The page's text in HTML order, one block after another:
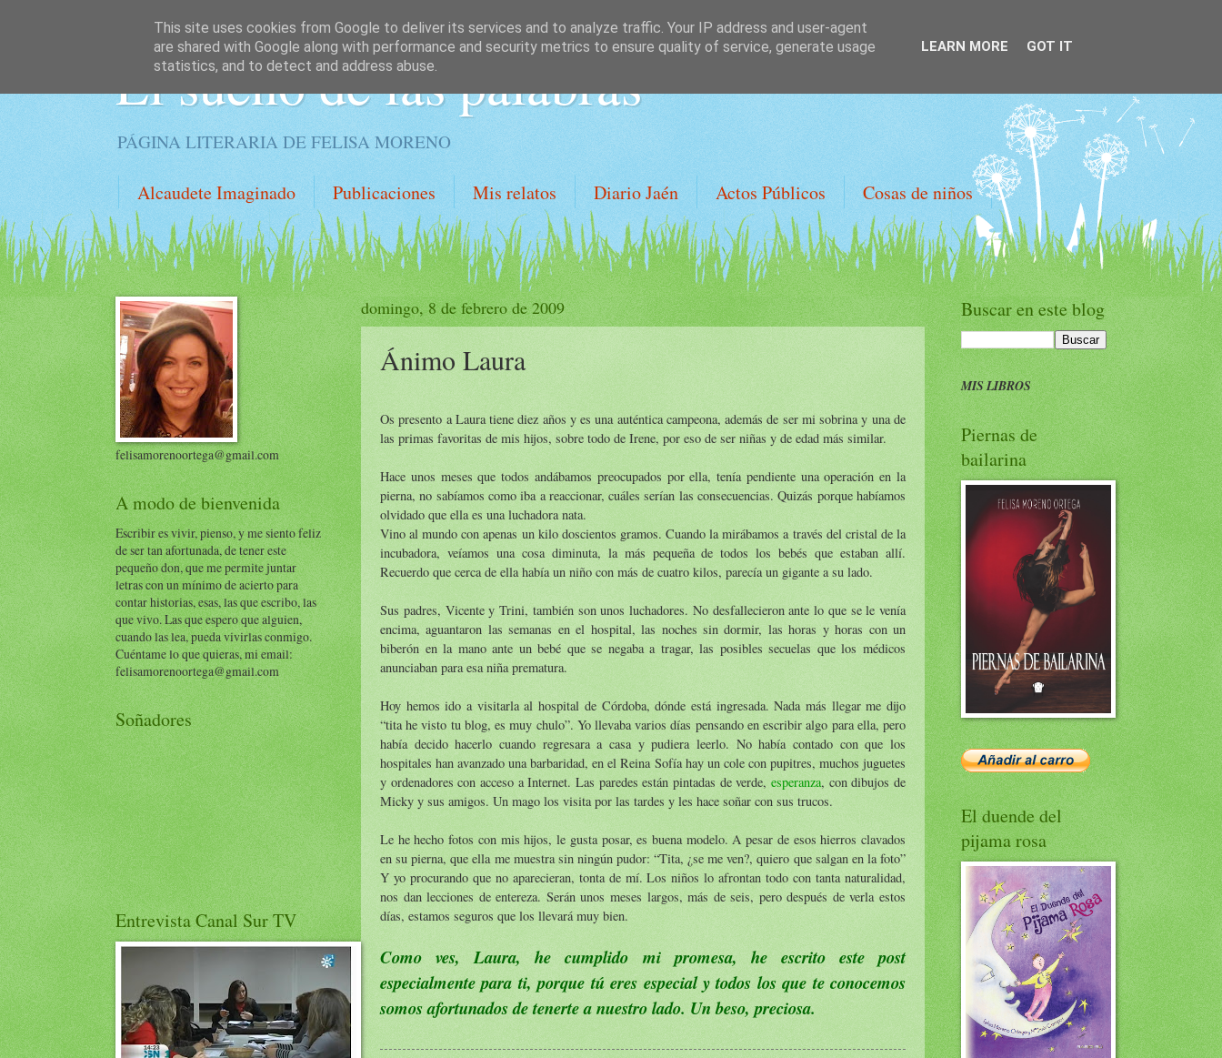
El sueño de las palabras
PÁGINA LITERARIA DE FELISA MORENO
Alcaudete Imaginado Publicaciones Mis relatos Diario Jaén Actos Públicos Cosas de niños
domingo, 8 de febrero de 2009
Ánimo Laura
Os presento a Laura tiene diez años y es una auténtica campeona, además de ser mi sobrina y una de
las primas favoritas de mis hijos, sobre todo de Irene, por eso de ser niñas y de edad más similar.
Hace unos meses que todos andábamos preocupados por ella, tenía pendiente una operación en la
pierna, no sabíamos como iba a reaccionar, cuáles serían las consecuencias. Quizás porque habíamos
olvidado que ella es una luchadora nata.
Vino al mundo con apenas un kilo doscientos gramos. Cuando la mirábamos a través del cristal de la
incubadora, veíamos una cosa diminuta, la más pequeña de todos los bebés que estaban allí.
Recuerdo que cerca de ella había un niño con más de cuatro kilos, parecía un gigante a su lado.
Sus padres, Vicente y Trini, también son unos luchadores. No desfallecieron ante lo que se le venía
encima, aguantaron las semanas en el hospital, las noches sin dormir, las horas y horas con un
biberón en la mano ante un bebé que se negaba a tragar, las posibles secuelas que los médicos
anunciaban para esa niña prematura.
Hoy hemos ido a visitarla al hospital de Córdoba, dónde está ingresada. Nada más llegar me dijo
“tita he visto tu blog, es muy chulo”. Yo llevaba varios días pensando en escribir algo para ella, pero
había decido hacerlo cuando regresara a casa y pudiera leerlo. No había contado con que los
hospitales han avanzado una barbaridad, en el Reina Sofía hay un cole con pupitres, muchos juguetes
y ordenadores con acceso a Internet. Las paredes están pintadas de verde, esperanza, con dibujos de
Micky y sus amigos. Un mago los visita por las tardes y les hace soñar con sus trucos.
Le he hecho fotos con mis hijos, le gusta posar, es buena modelo. A pesar de esos hierros clavados
en su pierna, que ella me muestra sin ningún pudor: “Tita, ¿se me ven?, quiero que salgan en la foto”
Y yo procurando que no aparecieran, tonta de mí. Los niños lo afrontan todo con tanta naturalidad,
nos dan lecciones de entereza. Serán unos meses largos, más de seis, pero después de verla estos
días, estamos seguros que los llevará muy bien.
Como ves, Laura, he cumplido mi promesa, he escrito este post
especialmente para ti, porque tú eres especial y todos los que te conocemos
somos afortunados de tenerte a nuestro lado. Un beso, preciosa.
felisamorenoortega@gmail.com
A modo de bienvenida
Escribir es vivir, pienso, y me siento feliz
de ser tan afortunada, de tener este
pequeño don, que me permite juntar
letras con un mínimo de acierto para
contar historias, esas, las que escribo, las
que vivo. Las que espero que alguien,
cuando las lea, pueda vivirlas conmigo.
Cuéntame lo que quieras, mi email:
felisamorenoortega@gmail.com
Soñadores
Entrevista Canal Sur TV
Buscar en este blog
MIS LIBROS
Piernas de
bailarina
El duende del
pijama rosa
This site uses cookies from Google to deliver its services and to analyze traffic. Your IP address and user-agent
are shared with Google along with performance and security metrics to ensure quality of service, generate usage
statistics, and to detect and address abuse.
LEARN MORE GOT IT